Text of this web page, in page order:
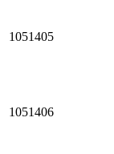
1051405
1051406